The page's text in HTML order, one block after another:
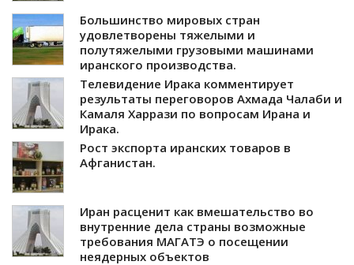
Большинство мировых стран
удовлетворены тяжелыми и
полутяжелыми грузовыми машинами
иранского производства.
Телевидение Ирака комментирует
результаты переговоров Ахмада Чалаби и
Камаля Харрази по вопросам Ирана и
Ирака.
Рост экспорта иранских товаров в
Афганистан.
Иран расценит как вмешательство во
внутренние дела страны возможные
требования МАГАТЭ о посещении
неядерных объектов